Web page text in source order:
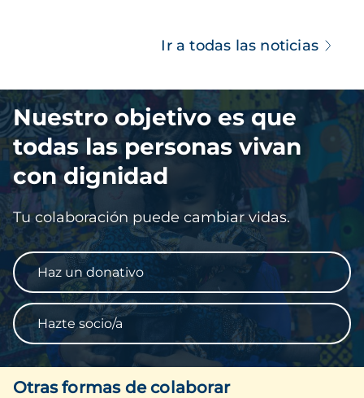
Ir a todas las noticias
Imagen
Nuestro objetivo es que
todas las personas vivan
con dignidad
Tu colaboración puede cambiar vidas.
Haz un donativo
Hazte socio/a
Otras formas de colaborar